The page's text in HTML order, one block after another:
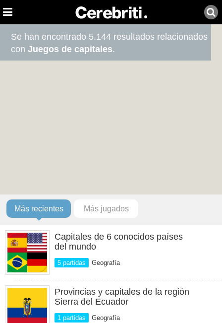
Se han encontrado 5.144 resultados relacionados
conJuegos de capitales.
Más recientes Más jugados
Capitales de 6 conocidos países
del mundo
5 partidas Geografía
Provincias y capitales de la región
Sierra del Ecuador
1 partidas Geografía